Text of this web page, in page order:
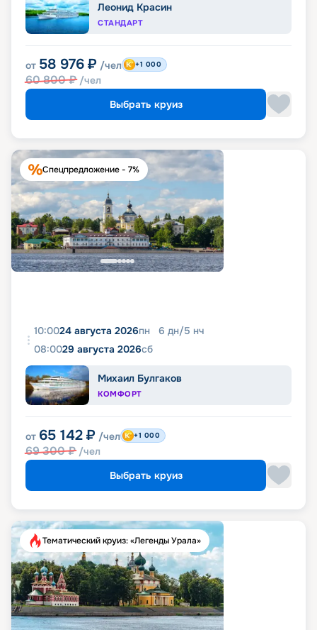
Леонид Красин
СТАНДАРТ
от 58 976 ₽ /чел
60 800₽ /чел
+1 000
Выбрать круиз
Спецпредложение - 7%
10:0024 августа 2026пн 6 дн/5 нч
08:0029 августа 2026сб
Михаил Булгаков
КОМФОРТ
от 65 142 ₽ /чел
69 300₽ /чел
+1 000
Выбрать круиз
Тематический круиз: «Легенды Урала»